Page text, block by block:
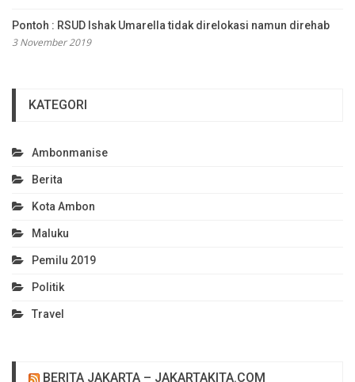
Pontoh : RSUD Ishak Umarella tidak direlokasi namun direhab
3 November 2019
KATEGORI
Ambonmanise
Berita
Kota Ambon
Maluku
Pemilu 2019
Politik
Travel
BERITA JAKARTA – JAKARTAKITA.COM